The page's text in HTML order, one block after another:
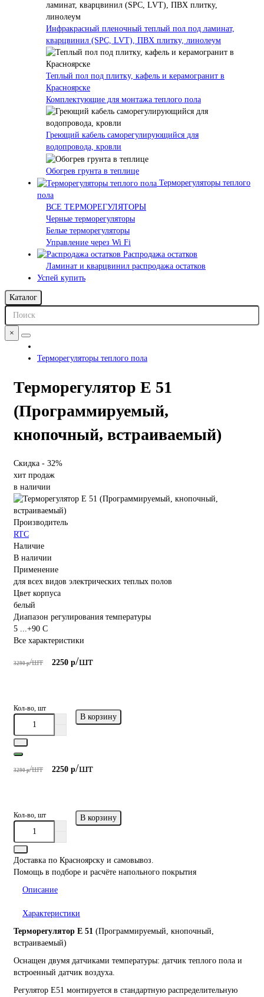
Инфракрасный пленочный теплый пол под ламинат,
кварцвинил (SPC, LVT), ПВХ плитку, линолеум
Теплый пол под плитку, кафель и керамогранит в
Красноярске
Комплектующие для монтажа теплого пола
Греющий кабель саморегулирующийся для
водопровода, кровли
Обогрев грунта в теплице
Терморегуляторы теплого
пола
ВСЕ ТЕРМОРЕГУЛЯТОРЫ
Черные терморегуляторы
Белые терморегуляторы
Управление через Wi Fi
Распродажа остатков
Ламинат и кварцвинил распродажа остатков
Успей купить
Каталог
×
Терморегуляторы теплого пола
Терморегулятор E 51
(Программируемый,
кнопочный, встраиваемый)
Скидка - 32%
хит продаж
в наличии
Производитель
RTC
Наличие
В наличии
Применение
для всех видов электрических теплых полов
Цвет корпуса
белый
Диапазон регулирования температуры
5 ...+90 С
Все характеристики
3290 р/шт 2250 р/шт
Кол-во, шт
В корзину
3290 р/шт 2250 р/шт
Кол-во, шт В корзину
Доставка по Красноярску и самовывоз.
Помощь в подборе и расчёте напольного покрытия
Описание
Характеристики
Терморегулятор E 51 (Программируемый, кнопочный,
встраиваемый)
Оснащен двумя датчиками температуры: датчик теплого пола и
встроенный датчик воздуха.
Регулятор Е51 монтируется в стандартную распределительную